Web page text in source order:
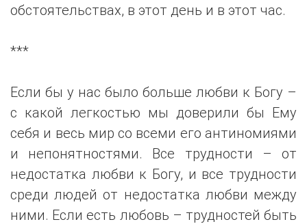
обстоятельствах, в этот день и в этот час.
***
Если бы у нас было больше любви к Богу –
с какой легкостью мы доверили бы Ему
себя и весь мир со всеми его антиномиями
и непонятностями. Все трудности – от
недостатка любви к Богу, и все трудности
среди людей от недостатка любви между
ними. Если есть любовь – трудностей быть